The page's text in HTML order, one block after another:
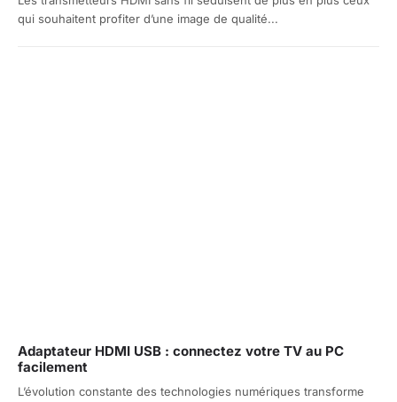
qui souhaitent profiter d’une image de qualité...
Adaptateur HDMI USB : connectez votre TV au PC
facilement
L’évolution constante des technologies numériques transforme